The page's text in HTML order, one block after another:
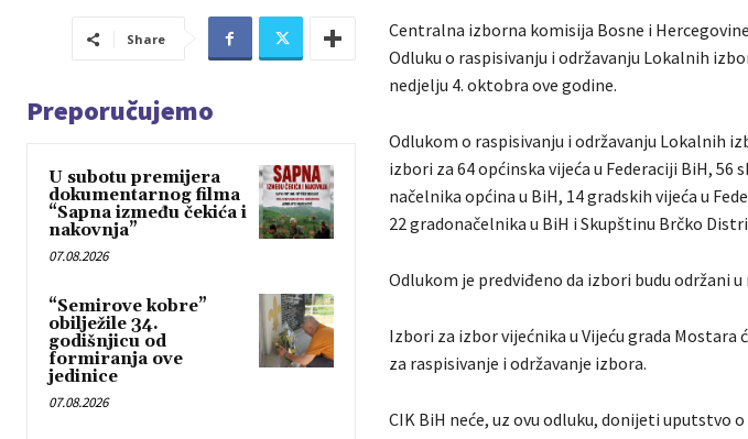
Share
Preporučujemo
U subotu premijera
dokumentarnog filma
“Sapna između čekića i
nakovnja”
07.08.2026
“Semirove kobre”
obilježile 34.
godišnjicu od
formiranja ove
jedinice
07.08.2026
Centralna izborna komisija Bosne i
Odluku o raspisivanju i održavanju Lokalnih
nedjelju 4. oktobra ove godine.
Odlukom o raspisivanju i održavanju Lokalnih
izbori za 64 općinska vijeća u Federaciji BiH, 56
načelnika općina u BiH, 14 gradskih vijeća u
22 gradonačelnika u BiH i Skupštinu Brčko
Odlukom je predviđeno da izbori budu održani
Izbori za izbor vijećnika u Vijeću grada
za raspisivanje i održavanje izbora.
CIK BiH neće, uz ovu odluku, donijeti